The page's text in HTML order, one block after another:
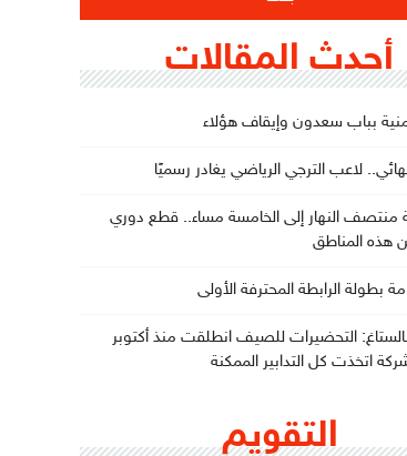
أحدث المقالات
بباب سعدون وإيقاف هؤلاء
لاعب الترجي الرياضي يغادر رسميًا
منتصف النهار إلى الخامسة مساء.. قطع دوري
هذه المناطق
بطولة الرابطة المحترفة الأولى
التحضيرات للصيف انطلقت منذ أكتوبر
التقويم